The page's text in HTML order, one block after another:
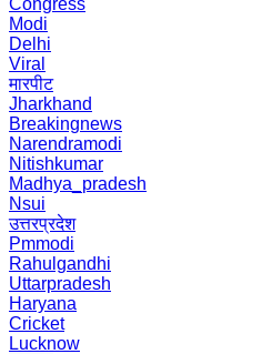
Congress
Modi
Delhi
Viral
मारपीट
Jharkhand
Breakingnews
Narendramodi
Nitishkumar
Madhya_pradesh
Nsui
उत्तरप्रदेश
Pmmodi
Rahulgandhi
Uttarpradesh
Haryana
Cricket
Lucknow